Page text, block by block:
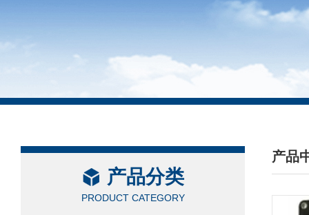
产品分类
PRODUCT CATEGORY
产品
/